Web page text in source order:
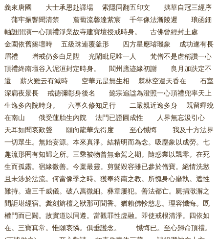
義來唐國 大士承恩赴譯場 索隱同翻五印文 摛華自冠三經序
蒲牢振響聞清禁 薝蔔流馨達紫宸 千年像法漸陵遲 琅函鈿
軸誰開演一心頂禮淨業故寺建寶壇授戒時身。 古佛曾經封土處
金園依舊築壇時 五級珠連覆釜形 四方星應璿璣象 成功遂有長
眉禮 增戒仍多白足陞 光闡毗尼唯一人 梵僧不是虗稱讚一心
頂禮終南壇谷入泥洹封定時身。 閻州應迹緣初謝 良月加趺定不
還 薪火雖云有滅時 空華元是無生相 棘林空遺天香在 石室
深扃夜景長 戒德彌彰身後名 懿宗追諡為澄照一心頂禮兜率天上
生逸多內院時身。 六事久修知足行 二嚴親近逸多身 既留蟬蛻
在南山 俄受蓮胎生內院 法門已證圓成性 人界無忘汲引心
天耳如聞哀歎聲 願向龍華先得度 至心懺悔 我及十方法界
一切眾生。無始妄源。本來真淨。結精明而為念。吸塵象以成勞。七
趣流形罔有知歸之所。三乘被物曾無命駕之期。隨惑業以飄零。在死
生而孤露。宿緣微善。今稟最靈。剪髮毀容雖已參於僧寶。絕情洗慾
且未涉於法流。何當像季之時。獲奉終南之教。所愧身心靡執。遮性
難持。違三千威儀。破八萬微細。彝章屢犯。善法都亡。屍捐潡澥之
間詎堪經宿。糞刻旃檀之狀那可聞香。猶賴佛軫慈悲。理容懺悔。既
權門而已闢。故實道以同遵。當觀罪性虗融。即使戒根清淨。四依如
在。三寶真常。惟願哀憐。俱垂護念。 懺悔已。至心歸命頂禮。